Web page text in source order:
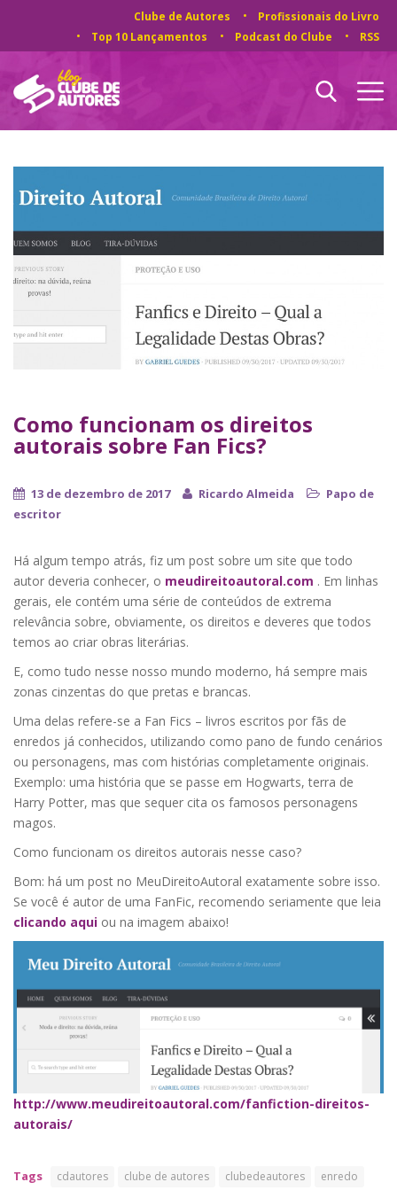
Clube de Autores
Profissionais do Livro
Top 10 Lançamentos
Podcast do Clube RSS
Como funcionam os direitos
autorais sobre Fan Fics?
13 de dezembro de 2017 Ricardo Almeida
Papo de
escritor
Há algum tempo atrás, fiz um post sobre um site que todo
autor deveria conhecer, o meudireitoautoral.com . Em linhas
gerais, ele contém uma série de conteúdos de extrema
relevância sobre, obviamente, os direitos e deveres que todos
temos ao criar obras literárias.
E, como tudo nesse nosso mundo moderno, há sempre mais
zonas cinzentas do que pretas e brancas.
Uma delas refere-se a Fan Fics – livros escritos por fãs de
enredos já conhecidos, utilizando como pano de fundo cenários
ou personagens, mas com histórias completamente originais.
Exemplo: uma história que se passe em Hogwarts, terra de
Harry Potter, mas que sequer cita os famosos personagens
magos.
Como funcionam os direitos autorais nesse caso?
Bom: há um post no MeuDireitoAutoral exatamente sobre isso.
Se você é autor de uma FanFic, recomendo seriamente que leia
clicando aqui ou na imagem abaixo!
http://www.meudireitoautoral.com/fanfiction-direitos-
autorais/
Tags cdautores clube de autores clubedeautores
enredo